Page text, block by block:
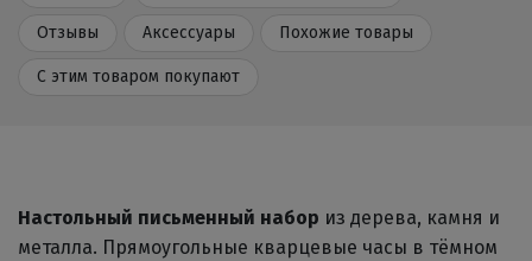
Отзывы Аксессуары Похожие товары
С этим товаром покупают
Настольный письменный набор из дерева, камня и
металла. Прямоугольные кварцевые часы в тёмном